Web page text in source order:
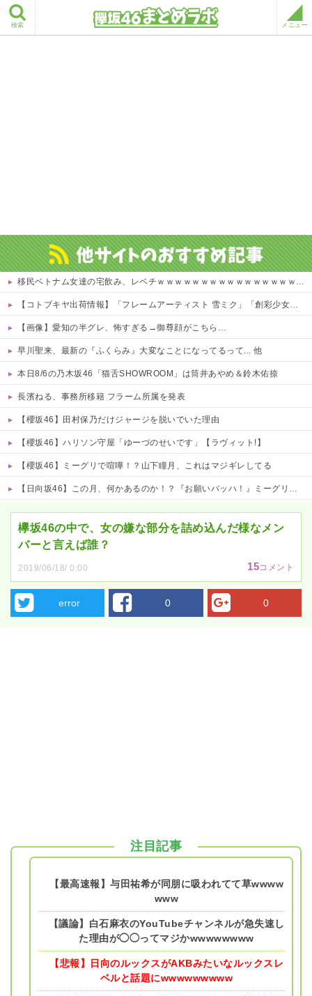
検索 メニュー
移民ベトナム女達の宅飲み、レベチｗｗｗｗｗｗｗｗｗｗｗｗｗｗｗｗｗｗｗｗｗｗｗｗ
【コトブキヤ出荷情報】「フレームアーティスト 雪ミク」「創彩少女庭園 早乙女 瑠衣【桃桜高校・競泳水着】」プラモデルほか【発売日決定】
【画像】愛知の半グレ、怖すぎる→御尊顔がこちら…
早川聖来、最新の『ふくらみ』大変なことになってるって... 他
本日8/6の乃木坂46「猫舌SHOWROOM」は筒井あやめ＆鈴木佑捺
長濱ねる、事務所移籍 フラーム所属を発表
【櫻坂46】田村保乃だけジャージを脱いでいた理由
【櫻坂46】ハリソン守屋「ゆーづのせいです」【ラヴィット!】
【櫻坂46】ミーグリで喧嘩！？山下瞳月、これはマジギレしてる
【日向坂46】この月、何かあるのか！？『お願いバッハ！』ミーグリ日程がこちら
欅坂46の中で、女の嫌な部分を詰め込んだ様なメン
バーと言えば誰？
2019/06/18/ 0:00 15コメント
error 0 0
注目記事
【最高速報】与田祐希が同朋に吸われてて草wwww
www
【議論】白石麻衣のYouTubeチャンネルが急失速し
た理由が◯◯ってマジかwwwwwwww
【悲報】日向のルックスがAKBみたいなルックスレ
ベルと話題にwwwwwwwww